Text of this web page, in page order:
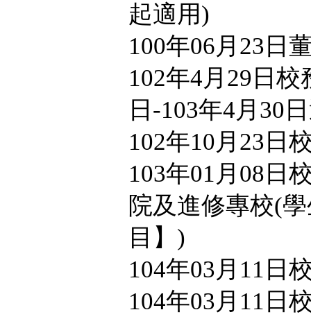
起適用)
100年06月23日
102年4月29日
日-103年4月30
102年10月23日
103年01月08日
院及進修專校(
目】)
104年03月11日
104年03月11日